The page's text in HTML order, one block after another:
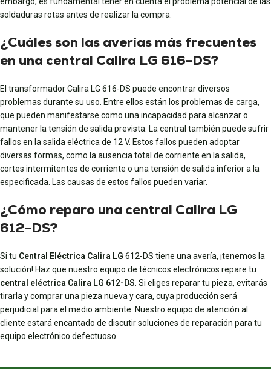
soldaduras rotas antes de realizar la compra.
¿Cuáles son las averías más frecuentes
en una central Calira LG 616-DS?
El transformador Calira LG 616-DS puede encontrar diversos
problemas durante su uso. Entre ellos están los problemas de carga,
que pueden manifestarse como una incapacidad para alcanzar o
mantener la tensión de salida prevista. La central también puede sufrir
fallos en la salida eléctrica de 12 V. Estos fallos pueden adoptar
diversas formas, como la ausencia total de corriente en la salida,
cortes intermitentes de corriente o una tensión de salida inferior a la
especificada. Las causas de estos fallos pueden variar.
¿Cómo reparo una central Calira LG
612-DS?
Si tu Central Eléctrica Calira LG 612-DS tiene una avería, ¡tenemos la
solución! Haz que nuestro equipo de técnicos electrónicos repare tu
central eléctrica Calira LG 612-DS . Si eliges reparar tu pieza, evitarás
tirarla y comprar una pieza nueva y cara, cuya producción será
perjudicial para el medio ambiente. Nuestro equipo de atención al
cliente estará encantado de discutir soluciones de reparación para tu
equipo electrónico defectuoso.